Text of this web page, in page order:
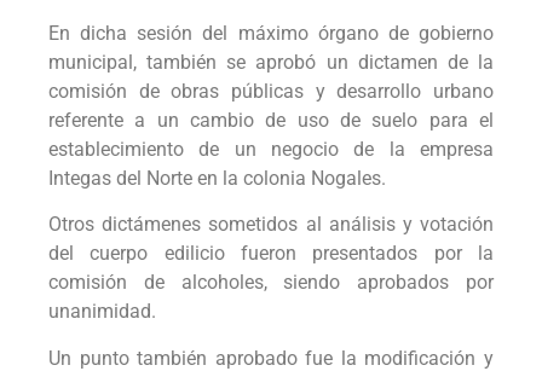
En dicha sesión del máximo órgano de gobierno
municipal, también se aprobó un dictamen de la
comisión de obras públicas y desarrollo urbano
referente a un cambio de uso de suelo para el
establecimiento de un negocio de la empresa
Integas del Norte en la colonia Nogales.
Otros dictámenes sometidos al análisis y votación
del cuerpo edilicio fueron presentados por la
comisión de alcoholes, siendo aprobados por
unanimidad.
Un punto también aprobado fue la modificación y